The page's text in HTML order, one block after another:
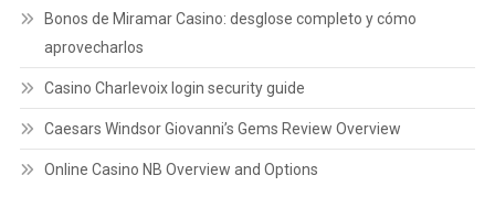
Bonos de Miramar Casino: desglose completo y cómo
aprovecharlos
Casino Charlevoix login security guide
Caesars Windsor Giovanni’s Gems Review Overview
Online Casino NB Overview and Options